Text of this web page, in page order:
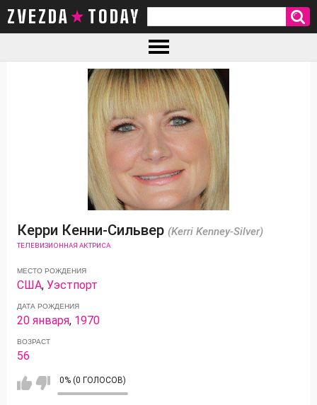
ZVEZDA TODAY
Керри Кенни-Сильвер (Kerri Kenney-Silver)
ТЕЛЕВИЗИОННАЯ АКТРИСА
МЕСТО РОЖДЕНИЯ
США,Уэстпорт
ДАТА РОЖДЕНИЯ
20 января, 1970
ВОЗРАСТ
56
0% (0 ГОЛОСОВ)